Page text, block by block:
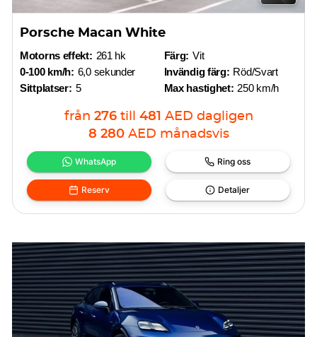
Porsche Macan White
Motorns effekt: 261 hk
0-100 km/h: 6,0 sekunder
Sittplatser: 5
Färg: Vit
Invändig färg: Röd/Svart
Max hastighet: 250 km/h
från 276 till 481 AED dagligen
8 280 AED månadsvis
WhatsApp Ring oss
Reserv Detaljer